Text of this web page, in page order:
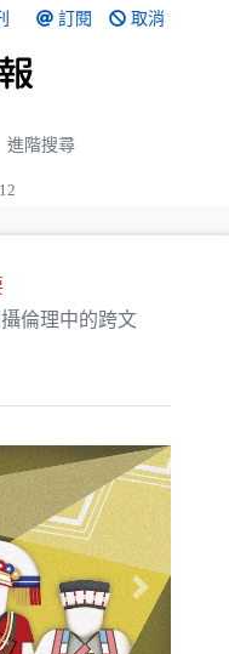
訂閱 取消
進階搜尋
倫理中的跨文
Next